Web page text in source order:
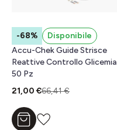
-68%
Disponibile
Accu-Chek Guide Strisce
Reattive Controllo Glicemia
50 Pz
21,00 €66,41 €
Aggiungi al carrello